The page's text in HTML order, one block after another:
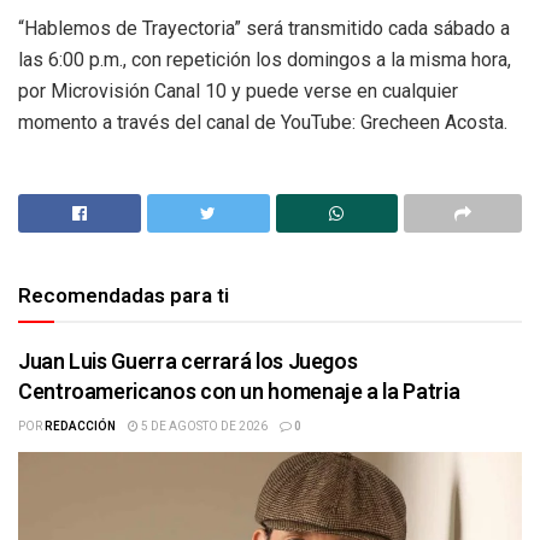
“Hablemos de Trayectoria” será transmitido cada sábado a
las 6:00 p.m., con repetición los domingos a la misma hora,
por Microvisión Canal 10 y puede verse en cualquier
momento a través del canal de YouTube: Grecheen Acosta.
Recomendadas para ti
Juan Luis Guerra cerrará los Juegos
Centroamericanos con un homenaje a la Patria
PORREDACCIÓN 5 DE AGOSTO DE 2026 0